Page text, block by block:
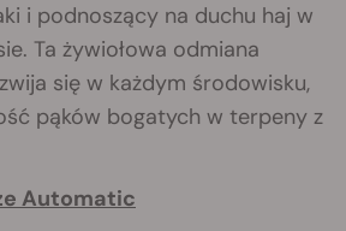
i podnoszący na duchu haj w
Ta żywiołowa odmiana
się w każdym środowisku,
pąków bogatych w terpeny z
Automatic